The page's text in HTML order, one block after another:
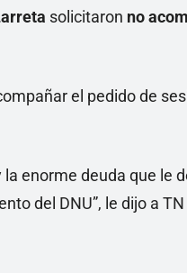
solicitaron no
enorme deuda que le
del DNU”, le dijo a TN